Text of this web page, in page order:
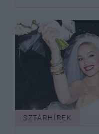
SZTÁRHÍREK